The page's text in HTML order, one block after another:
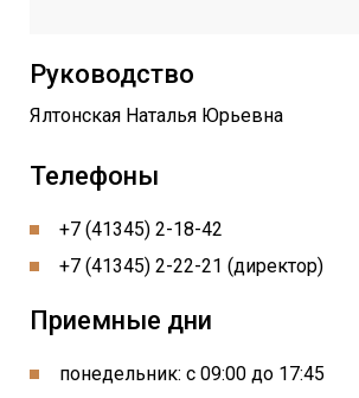
Руководство
Ялтонская Наталья Юрьевна
Телефоны
+7 (41345) 2-18-42
+7 (41345) 2-22-21 (директор)
Приемные дни
понедельник: с 09:00 до 17:45